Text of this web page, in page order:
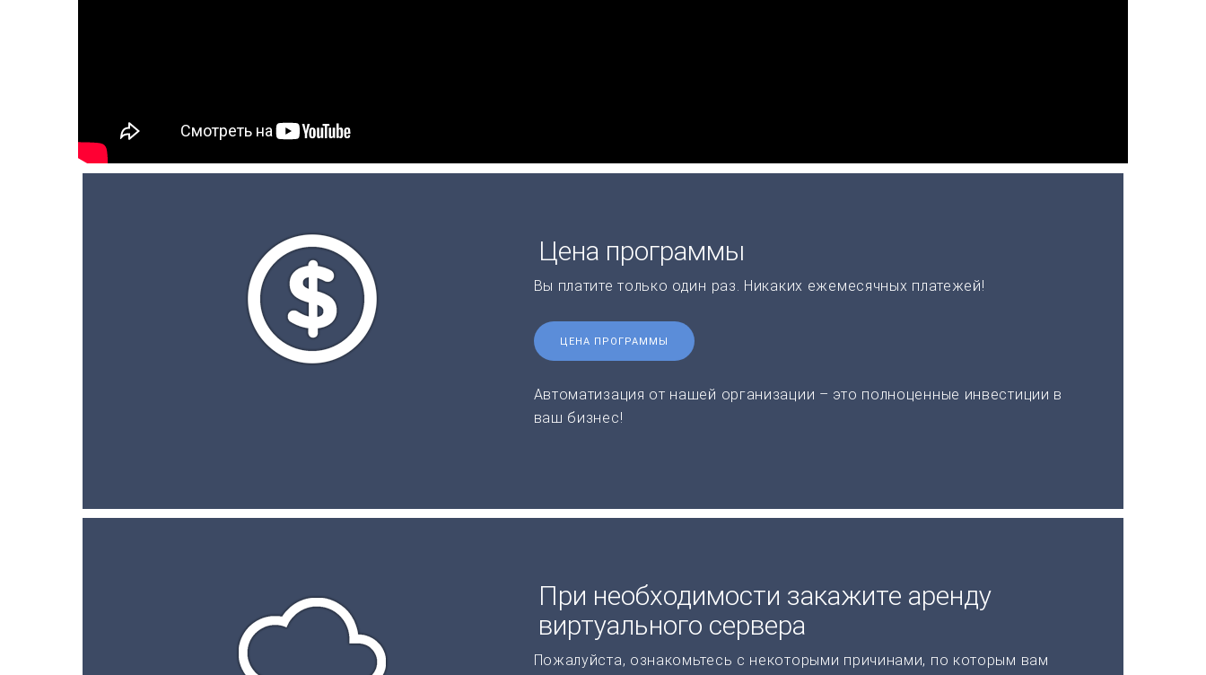
Цена программы
Вы платите только один раз. Никаких ежемесячных платежей!
ЦЕНА ПРОГРАММЫ
Автоматизация от нашей организации – это полноценные инвестиции в
ваш бизнес!
При необходимости закажите аренду
виртуального сервера
Пожалуйста, ознакомьтесь с некоторыми причинами, по которым вам